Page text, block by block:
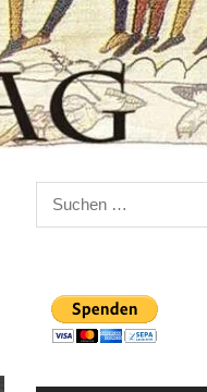
Suchen
nach: